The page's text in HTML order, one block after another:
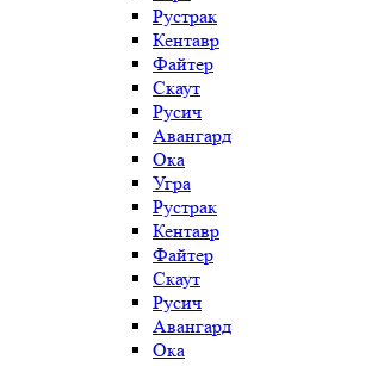
Рустрак
Кентавр
Файтер
Скаут
Русич
Авангард
Ока
Угра
Рустрак
Кентавр
Файтер
Скаут
Русич
Авангард
Ока